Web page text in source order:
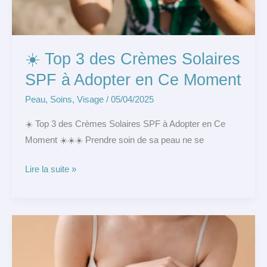
☀️ Top 3 des Crèmes Solaires
SPF à Adopter en Ce Moment
Peau, Soins, Visage/ 05/04/2025
☀️ Top 3 des Crèmes Solaires SPF à Adopter en Ce
Moment ☀️☀️☀️ Prendre soin de sa peau ne se
Adopter
Moment
Lire la suite »